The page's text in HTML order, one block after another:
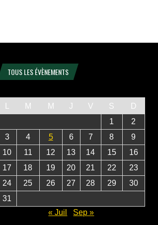
TOUS LES ÉVÈNEMENTS
M M J V S
D
1
2
3
4 5 6 7 8
9
10
11 12 13 14 15
16
17
18 19 20 21 22
23
24
25 26 27 28 29
30
31
« Juil
Sep »